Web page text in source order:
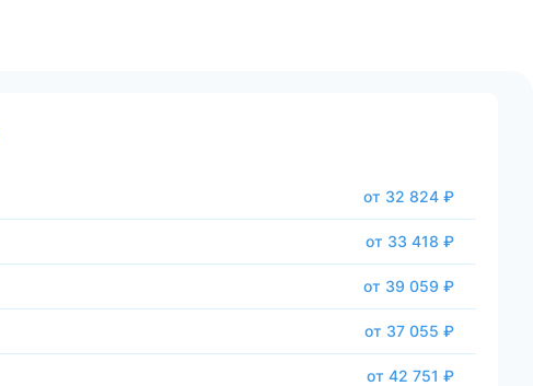
от 32 824 ₽
от 33 418 ₽
от 39 059 ₽
от 37 055 ₽
от 42 751 ₽